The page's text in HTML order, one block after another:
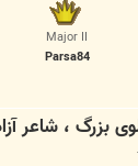
Major II
Parsa84